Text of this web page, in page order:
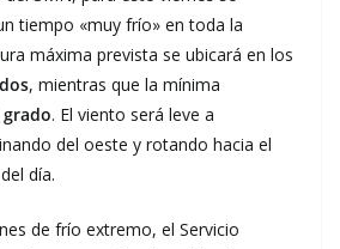
tiempo «muy frío» en toda la
máxima prevista se ubicará en los
, mientras que la mínima
grado. El viento será leve a
del oeste y rotando hacia el
día.
de frío extremo, el Servicio